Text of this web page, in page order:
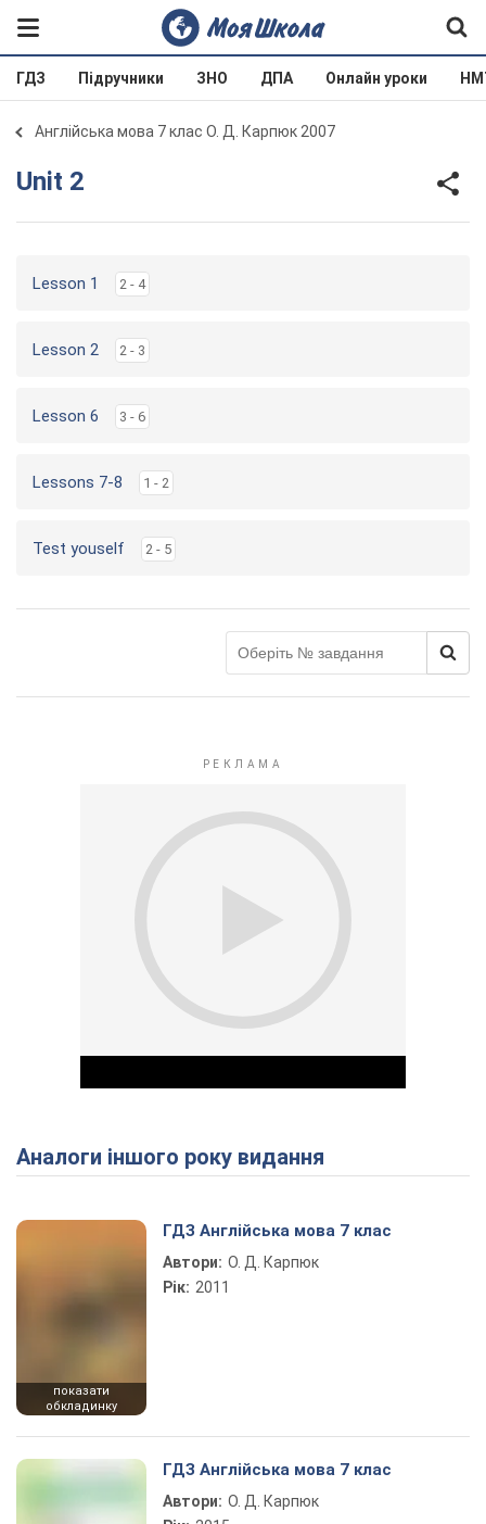
ГДЗ Підручники ЗНО ДПА Онлайн уроки
Англійська мова 7 клас О. Д. Карпюк 2007
Unit 2
Lesson 1 2 - 4
Lesson 2 2 - 3
Lesson 6 3 - 6
Lessons 7-8 1 - 2
Test youself 2 - 5
Play Video
Аналоги іншого року видання
показати
обкладинку
ГДЗ Англійська мова 7 клас
Автори: О. Д. Карпюк
Рік: 2011
ГДЗ Англійська мова 7 клас
Автори: О. Д. Карпюк